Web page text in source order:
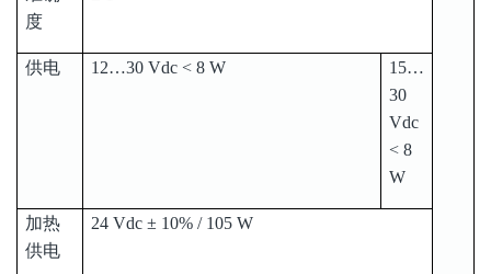
度
供电 12…30 Vdc < 8 W
15…
30
Vdc
< 8
W
加热
供电
24 Vdc ± 10% / 105 W